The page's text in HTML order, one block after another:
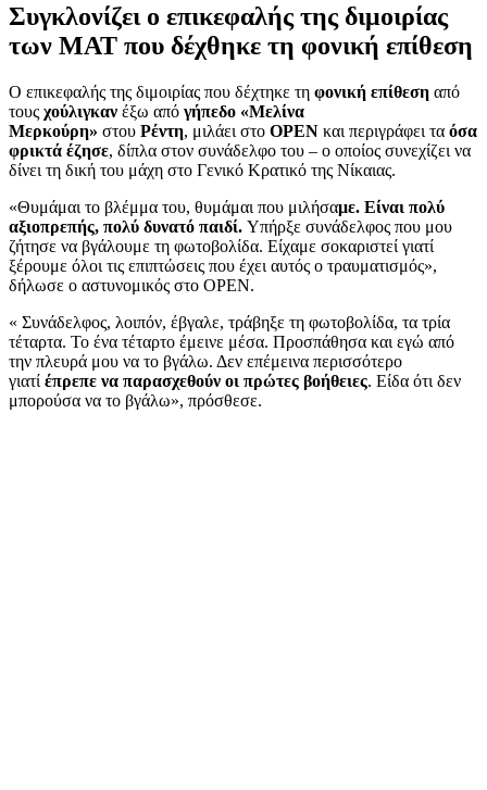
Συγκλονίζει ο επικεφαλής της διμοιρίας
των ΜΑΤ που δέχθηκε τη φονική επίθεση
Ο επικεφαλής της διμοιρίας που δέχτηκε τη φονική επίθεση από
τους χούλιγκαν έξω από γήπεδο «Μελίνα
Μερκούρη» στου Ρέντη, μιλάει στο OPEN και περιγράφει τα όσα
φρικτά έζησε, δίπλα στον συνάδελφο του – ο οποίος συνεχίζει να
δίνει τη δική του μάχη στο Γενικό Κρατικό της Νίκαιας.
«Θυμάμαι το βλέμμα του, θυμάμαι που μιλήσαμε. Είναι πολύ
αξιοπρεπής, πολύ δυνατό παιδί. Υπήρξε συνάδελφος που μου
ζήτησε να βγάλουμε τη φωτοβολίδα. Είχαμε σοκαριστεί γιατί
ξέρουμε όλοι τις επιπτώσεις που έχει αυτός ο τραυματισμός»,
δήλωσε ο αστυνομικός στο OPEN.
« Συνάδελφος, λοιπόν, έβγαλε, τράβηξε τη φωτοβολίδα, τα τρία
τέταρτα. Το ένα τέταρτο έμεινε μέσα. Προσπάθησα και εγώ από
την πλευρά μου να το βγάλω. Δεν επέμεινα περισσότερο
γιατί έπρεπε να παρασχεθούν οι πρώτες βοήθειες. Είδα ότι δεν
μπορούσα να το βγάλω», πρόσθεσε.